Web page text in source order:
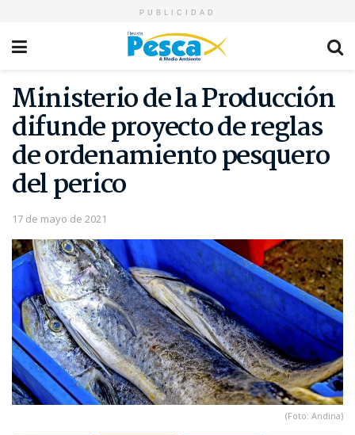
PUBLICIDAD
Ministerio de la Producción
difunde proyecto de reglas
de ordenamiento pesquero
del perico
17 de mayo de 2021
(Foto: Andina)